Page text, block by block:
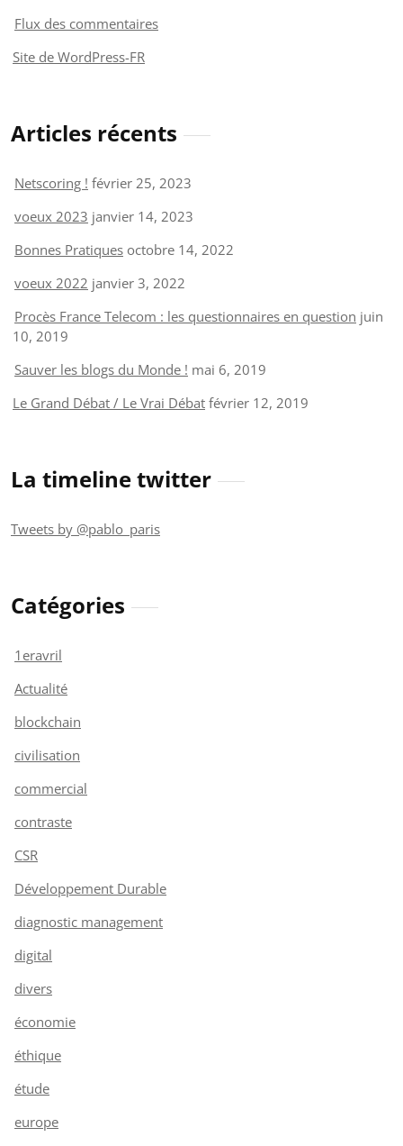
Flux des commentaires
Site de WordPress-FR
Articles récents
Netscoring ! février 25, 2023
voeux 2023 janvier 14, 2023
Bonnes Pratiques octobre 14, 2022
voeux 2022 janvier 3, 2022
Procès France Telecom : les questionnaires en question juin
10, 2019
Sauver les blogs du Monde ! mai 6, 2019
Le Grand Débat / Le Vrai Débat février 12, 2019
La timeline twitter
Tweets by @pablo_paris
Catégories
1eravril
Actualité
blockchain
civilisation
commercial
contraste
CSR
Développement Durable
diagnostic management
digital
divers
économie
éthique
étude
europe